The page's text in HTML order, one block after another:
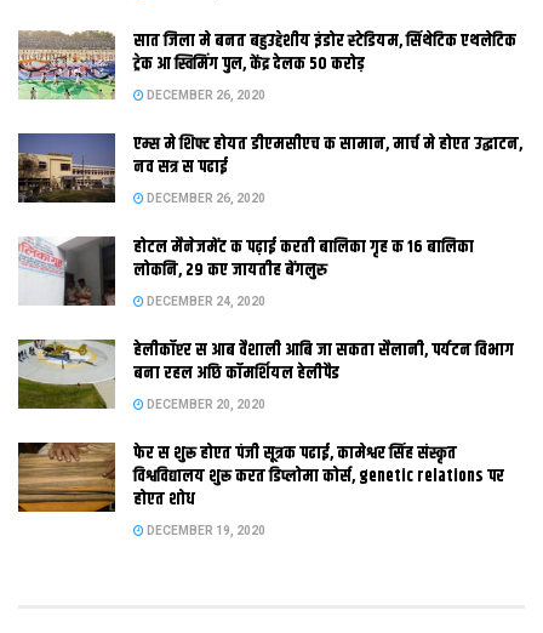
दिल्‍ली आ मुंबई स आधुनिक, रायपुर स सुंदर परिकल्‍पना अछि न्‍यू पटना
गेल अछि। विख्‍यात वास्‍तुकार हाफीज कांट्रेक्‍टर क कहब अछि जे न्‍यू पटना
लेल किसान स जमीन लेबाक कोनो जरुरत नहि पडत। गंगाक कछैर मे एकरा
लेल प्रयाप्‍त जमीन अछि। संगहि गंगा मे बनल डेल्‍टा क उपयोग सेहो कैल
जाएत। निश्चित रूप स इ एकटा सपना अछि, किया त सरकार संग एहि पर
अंतिम फैसला नहि लेल जा सकल अछि।
maithili news, mithila news, bihar news, latest bihar
news, latest mithila news, latest maithili news, maithili
सात जिला मे बनत बहुउद्देशीय इंडोर स्‍टेडि‍यम, सिंथेटिक एथलेटिक
ट्रेक आ स्विमिंग पुल, केंद्र देलक 50 करोड़
DECEMBER 26, 2020
एम्स मे शिफ्ट होयत डीएमसीएच क सामान, मार्च मे होएत उद्घाटन,
नव सत्र स पढाई
DECEMBER 26, 2020
होटल मैनेजमेंट क पढ़ाई करती बालिका गृह क 16 बालिका
लोकनि, 29 कए जायतीह बेंगलुरु
DECEMBER 24, 2020
हेलीकॉप्टर स आब वैशाली आबि जा सकता सैलानी, पर्यटन विभाग
बना रहल अछि कॉमर्शियल हेलीपैड
DECEMBER 20, 2020
फेर स शुरू होएत पंजी सूत्रक पढाई, कामेश्वर सिंह संस्कृत
विश्वविद्यालय शुरू करत डिप्लोमा कोर्स, genetic relations पर
होएत शोध
DECEMBER 19, 2020